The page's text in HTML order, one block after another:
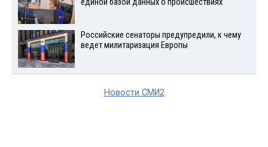
Российские сенаторы предупредили, к чему
ведет милитаризация Европы
Новости СМИ2